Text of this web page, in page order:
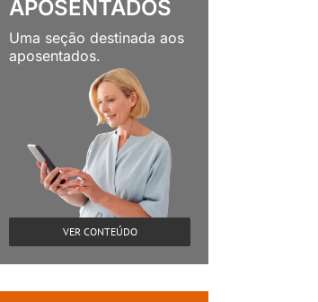
APOSENTADOS
Uma seção destinada aos
aposentados.
VER CONTEÚDO